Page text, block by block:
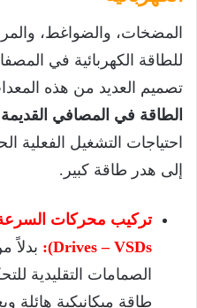
المضخات، والضواغط،
للطاقة الكهربائية في
تصميم العديد من هذه
الطاقة في المصافي القديمة
إلى هدر طاقة كبير.
Drives – VSDs):
بدلاً
الصمامات التقليدية
طاقة ميكانيكية هائلة